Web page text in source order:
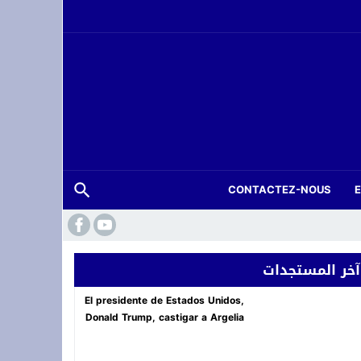
CONTACTEZ-NOUS
عرس بتارجيست ويستنفر السلطات
آخر المستجدات
El presidente de Estados Unidos,
Donald Trump, castigar a Argelia